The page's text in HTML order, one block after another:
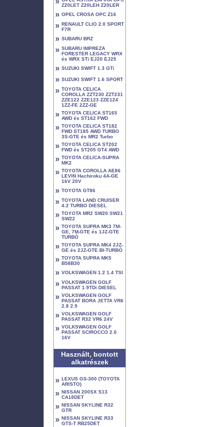
Z20LET Z20LEH Z20LER
» OPEL CROSA OPC Z16
» RENAULT CLIO 2.0 SPORT
F7R
» SUBARU BRZ
» SUBARU IMPREZA
FORESTER LEGACY WRX
és WRX STi EJ20 EJ25
» SUZUKI SWIFT 1.3 GTi
» SUZUKI SWIFT 1.6 SPORT
» TOYOTA CELICA
COROLLA ZZT230 ZZT231
ZZE122 ZZE123 ZZE124
1ZZ-FE 2ZZ-GE
» TOYOTA CELICA ST165
AWD és ST162 FWD
» TOYOTA CELICA ST182
FWD ST185 AWD TURBO
3S-GTE és MR2 Turbo
» TOYOTA CELICA ST202
FWD és ST205 GT4 AWD
» TOYOTA CELICA-SUPRA
MK2
» TOYOTA COROLLA AE86
LEVIN Hachiroku 4A-GE
16V 20V
» TOYOTA GT86
» TOYOTA LAND CRUISER
4.2 TURBO DIESEL
» TOYOTA MR2 SW20 SW21
SW22
» TOYOTA SUPRA MK3 7M-
GE, 7M-GTE és 1JZ-GTE
TURBÓ
» TOYOTA SUPRA MK4 2JZ-
GE és 2JZ-GTE BI-TURBÓ
» TOYOTA SUPRA MK5
B58B30
» VOLKSWAGEN 1.2 1.4 TSI
» VOLKSWAGEN GOLF
PASSAT 1.9TDi DIESEL
» VOLKSWAGEN GOLF
PASSAT BORA JETTA VR6
2.8 2.9
» VOLKSWAGEN GOLF
PASSAT R32 VR6 24V
» VOLKSWAGEN GOLF
PASSAT SCIROCCO 2.0
16V
Használt, bontott
alkatrészek
» LEXUS GS-300 (TOYOTA
ARISTO)
» NISSAN 200SX S13
CA18DET
» NISSAN SKYLINE R32
GTR
» NISSAN SKYLINE R33
GTS-T RB25DET